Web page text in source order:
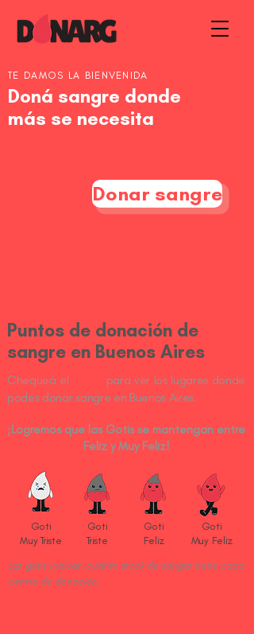
TE DAMOS LA BIENVENIDA
Doná sangre donde
más se necesita
Donar sangre
Goti
Muy Triste
Goti
Triste
Goti
Feliz
Goti
Muy Feliz
Las gotis indican cuánto stock de sangre tiene cada
centro de donación.
Puntos de donación de
sangre en Buenos Aires
Chequeá el
para ver los lugares donde
podés donar sangre en Buenos Aires.
¡Logremos que las Gotis se mantengan entre
Feliz y Muy Feliz!